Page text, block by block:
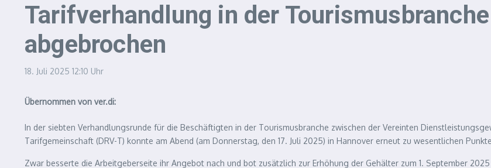
Tarifverhandlung in der
abgebrochen
18. Juli 2025 12:10 Uhr
Übernommen von ver.di:
In der siebten Verhandlungsrunde für die Beschäftigten in der Tourismusbranche zwischen der Vereinten
Tarifgemeinschaft (DRV-T) konnte am Abend (am Donnerstag, den 17. Juli 2025) in Hannover erneut zu wesentlichen
Zwar besserte die Arbeitgeberseite ihr Angebot nach und bot zusätzlich zur Erhöhung der Gehälter zum 1. September